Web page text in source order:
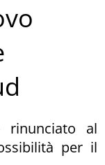
rinunciato al
per il